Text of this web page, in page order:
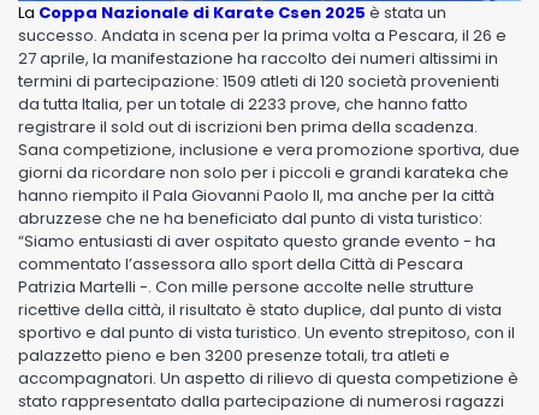
La Coppa Nazionale di Karate Csen 2025 è stata un
successo. Andata in scena per la prima volta a Pescara, il 26 e
27 aprile, la manifestazione ha raccolto dei numeri altissimi in
termini di partecipazione: 1509 atleti di 120 società provenienti
da tutta Italia, per un totale di 2233 prove, che hanno fatto
registrare il sold out di iscrizioni ben prima della scadenza.
Sana competizione, inclusione e vera promozione sportiva, due
giorni da ricordare non solo per i piccoli e grandi karateka che
hanno riempito il Pala Giovanni Paolo II, ma anche per la città
abruzzese che ne ha beneficiato dal punto di vista turistico:
“Siamo entusiasti di aver ospitato questo grande evento - ha
commentato l’assessora allo sport della Città di Pescara
Patrizia Martelli -. Con mille persone accolte nelle strutture
ricettive della città, il risultato è stato duplice, dal punto di vista
sportivo e dal punto di vista turistico. Un evento strepitoso, con il
palazzetto pieno e ben 3200 presenze totali, tra atleti e
accompagnatori. Un aspetto di rilievo di questa competizione è
stato rappresentato dalla partecipazione di numerosi ragazzi